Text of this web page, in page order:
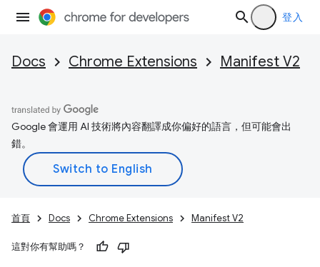
登入
Docs Chrome Extensions Manifest V2
Google 會運用 AI 技術將內容翻譯成你偏好的語言，但可能會出
錯。
首頁 Docs Chrome Extensions Manifest V2
這對你有幫助嗎？